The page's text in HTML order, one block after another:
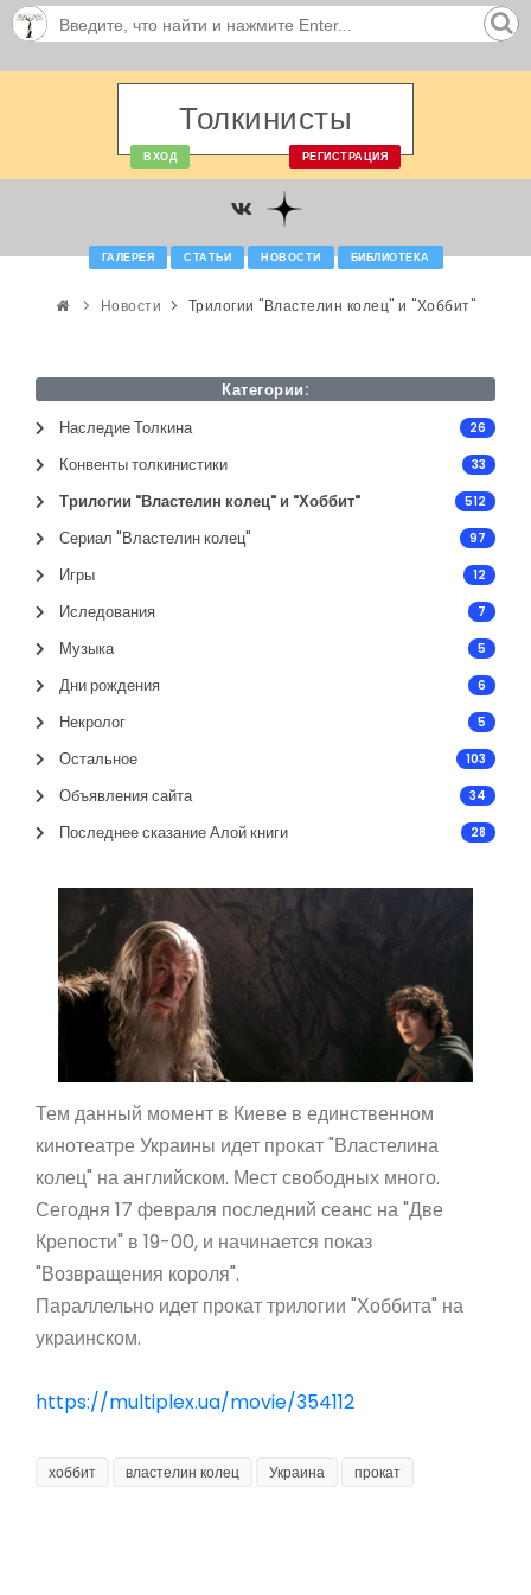
Толкинисты
ВХОД РЕГИСТРАЦИЯ
ГАЛЕРЕЯ СТАТЬИ НОВОСТИ БИБЛИОТЕКА
Новости Трилогии "Властелин колец" и "Хоббит"
Категории:
Наследие Толкина
26
Конвенты толкинистики 33
Трилогии "Властелин колец" и "Хоббит" 512
Сериал "Властелин колец" 97
Игры 12
Иследования 7
Музыка 5
Дни рождения 6
Некролог 5
Остальное 103
Объявления сайта 34
Последнее сказание Алой книги 28
Тем данный момент в Киеве в единственном
кинотеатре Украины идет прокат "Властелина
колец" на английском. Мест свободных много.
Сегодня 17 февраля последний сеанс на "Две
Крепости" в 19-00, и начинается показ
"Возвращения короля".
Параллельно идет прокат трилогии "Хоббита" на
украинском.
https://multiplex.ua/movie/354112
хоббит властелин колец Украина прокат